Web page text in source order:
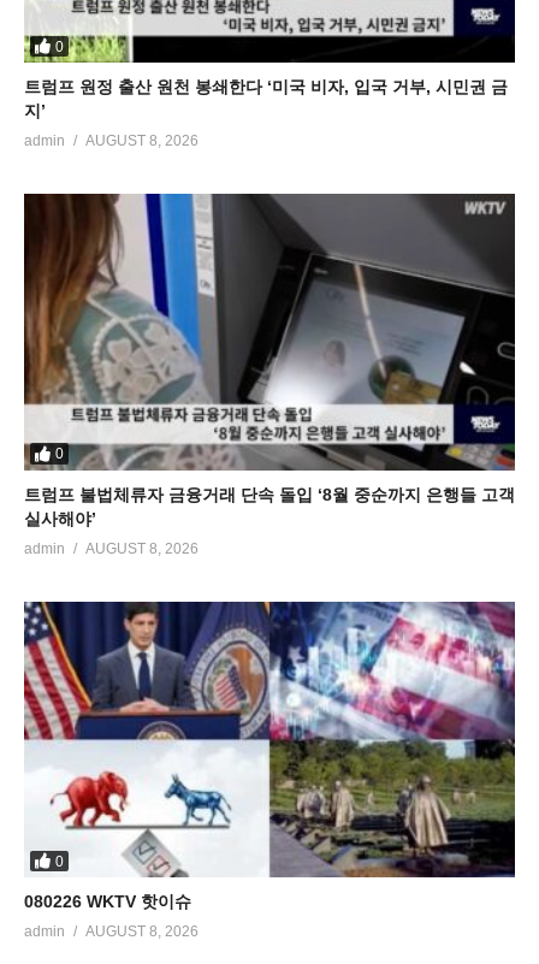
0
트럼프 원정 출산 원천 봉쇄한다 ‘미국 비자, 입국 거부, 시민권 금
지’
admin AUGUST 8, 2026
0
트럼프 불법체류자 금융거래 단속 돌입 ‘8월 중순까지 은행들 고객
실사해야’
admin AUGUST 8, 2026
0
080226 WKTV 핫이슈
admin AUGUST 8, 2026